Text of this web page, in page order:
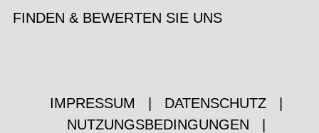
FINDEN & BEWERTEN SIE UNS
IMPRESSUM DATENSCHUTZ
NUTZUNGSBEDINGUNGEN